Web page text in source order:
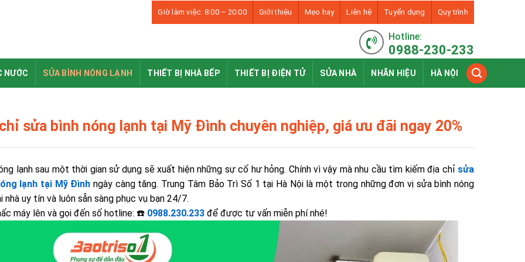
Giờ làm việc: 8:00 – 20:00 Giới thiệu Mẹo hay Liên hệ Tuyển dụng Quy trình
Hotline:
0988-230-233
NƯỚC SỬA BÌNH NÓNG LẠNH THIẾT BỊ NHÀ BẾP THIẾT BỊ ĐIỆN TỬ SỬA NHÀ NHÃN HIỆU HÀ NỘI
sửa bình nóng lạnh tại Mỹ Đình chuyên nghiệp, giá ưu đãi ngay 20%
lạnh sau một thời gian sử dụng sẽ xuất hiện những sự cố hư hỏng. Chính vì vậy mà nhu cầu tìm kiếm địa chỉ sửa
lạnh tại Mỹ Đình ngày càng tăng. Trung Tâm Bảo Trì Số 1 tại Hà Nội là một trong những đơn vị sửa bình nóng
nhà uy tín và luôn sẵn sàng phục vụ bạn 24/7.
máy lên và gọi đến số hotline: ☎️ 0988.230.233để được tư vấn miễn phí nhé!